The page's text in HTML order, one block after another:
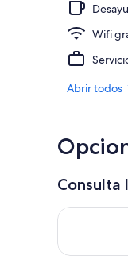
Wifi
Abrir todos
Consulta
Consulta la